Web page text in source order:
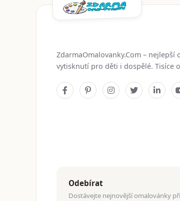
ZdarmaOmalovanky.Com – nejlepší
vytisknutí pro děti i dospělé. Tisíce
Odebírat
Dostávejte nejnovější omalovánky